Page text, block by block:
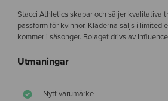
Stacci Athletics skapar och säljer kvalitativa
passform för kvinnor. Kläderna säljs i limited
kommer i säsonger. Bolaget drivs av
Utmaningar
Nytt varumärke